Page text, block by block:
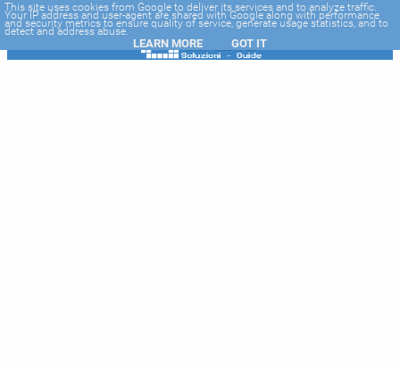
-->
This site uses cookies from Google to deliver its services and to analyze traffic.
Your IP address and user-agent are shared with Google along with performance
and security metrics to ensure quality of service, generate usage statistics, and to
detect and address abuse.
LEARN MORE GOT IT